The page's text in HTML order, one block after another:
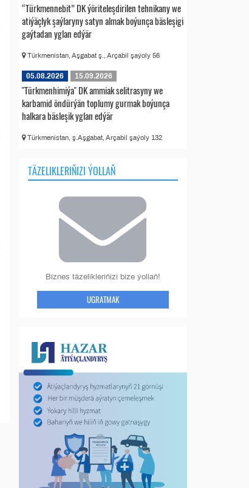
“Türkmennebit” DK ýöriteleşdirilen tehnikany we
atiýäçlyk şaýlaryny satyn almak boýunça bäsleşigi
gaýtadan yglan edýär
Türkmenistan, Aşgabat ş., Arçabil şaýoly 56
05.08.2026 15.09.2026
"Türkmenhimiýa" DK ammiak selitrasyny we
karbamid öndürýän toplumy gurmak boýunça
halkara bäsleşik yglan edýär
Türkmenistan, ş.Aşgabat, Arçabil şaýoly 132
TÄZELIKLERIŇIZI ÝOLLAŇ
Biznes täzelikleriňizi bize ýollaň!
UGRATMAK